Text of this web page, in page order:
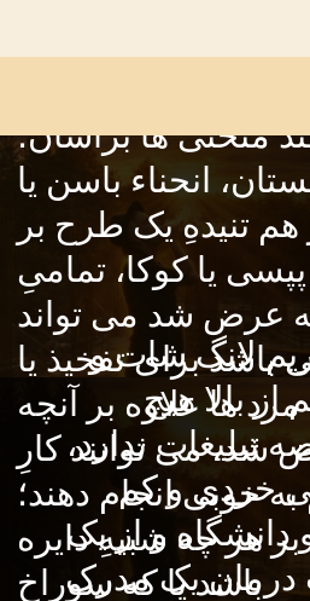
منحنی ها براشان؛
انحناء باسن یا
تنیدهِ یک طرح بر
یا کوکا، تمامیِ
عرض شد می تواند
برای تفخیذ یا
ها علاوه بر آنچه
شد، می توانند کارِ
خوبی انجام دهند؛
هر چه شبیهِ دایره
باشد یا که سوراخ
لانگ شات و
بالا هیچ
تبلیغات ندارد،
خردی و کم
دانشگاه و از یک
درمان یک مدرک